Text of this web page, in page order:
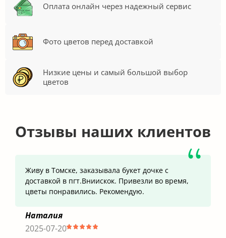
Оплата онлайн через надежный сервис
Фото цветов перед доставкой
Низкие цены и самый большой выбор
цветов
Отзывы наших клиентов
Живу в Томске, заказывала букет дочке с
доставкой в пгт.Вниискок. Привезли во время,
цветы понравились. Рекомендую.
Наталия
2025-07-20